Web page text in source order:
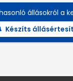
állásokról a
Készíts